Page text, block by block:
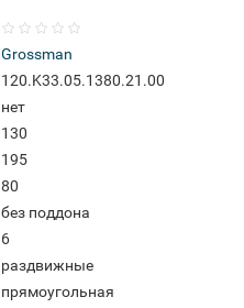
Grossman
120.K33.05.1380.21.00
нет
130
195
80
без поддона
6
раздвижные
прямоугольная